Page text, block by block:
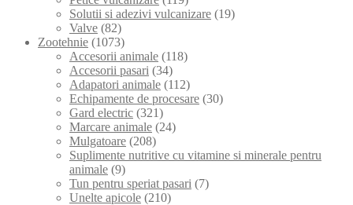
Solutii si adezivi vulcanizare (19)
Valve (82)
Zootehnie (1073)
Accesorii animale (118)
Accesorii pasari (34)
Adapatori animale (112)
Echipamente de procesare (30)
Gard electric (321)
Marcare animale (24)
Mulgatoare (208)
Suplimente nutritive cu vitamine si minerale pentru
animale (9)
Tun pentru speriat pasari (7)
Unelte apicole (210)